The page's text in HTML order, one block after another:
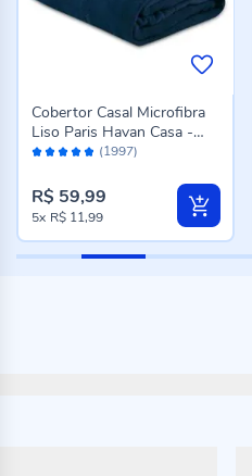
Avaliação: (1997)
Cobertor Casal Microfibra
Liso Paris Havan Casa -
Azul Profundo
R$ 59,99
5x R$ 11,99